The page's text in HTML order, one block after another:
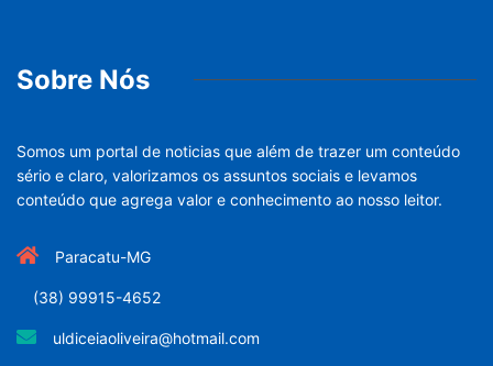
Sobre Nós
Somos um portal de noticias que além de trazer um conteúdo
sério e claro, valorizamos os assuntos sociais e levamos
conteúdo que agrega valor e conhecimento ao nosso leitor.
Paracatu-MG
(38) 99915-4652
uldiceiaoliveira@hotmail.com